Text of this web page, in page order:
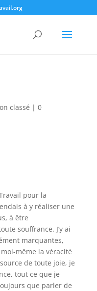
classé | 0
pour la
à y réaliser une
à être
souffrance. J’y ai
marquantes,
même la véracité
de toute joie, je
tout ce que je
que parler de